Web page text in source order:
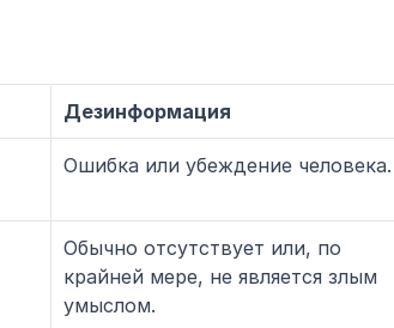
Дезинформация
Ошибка или убеждение человека.
Обычно отсутствует или, по
крайней мере, не является злым
умыслом.